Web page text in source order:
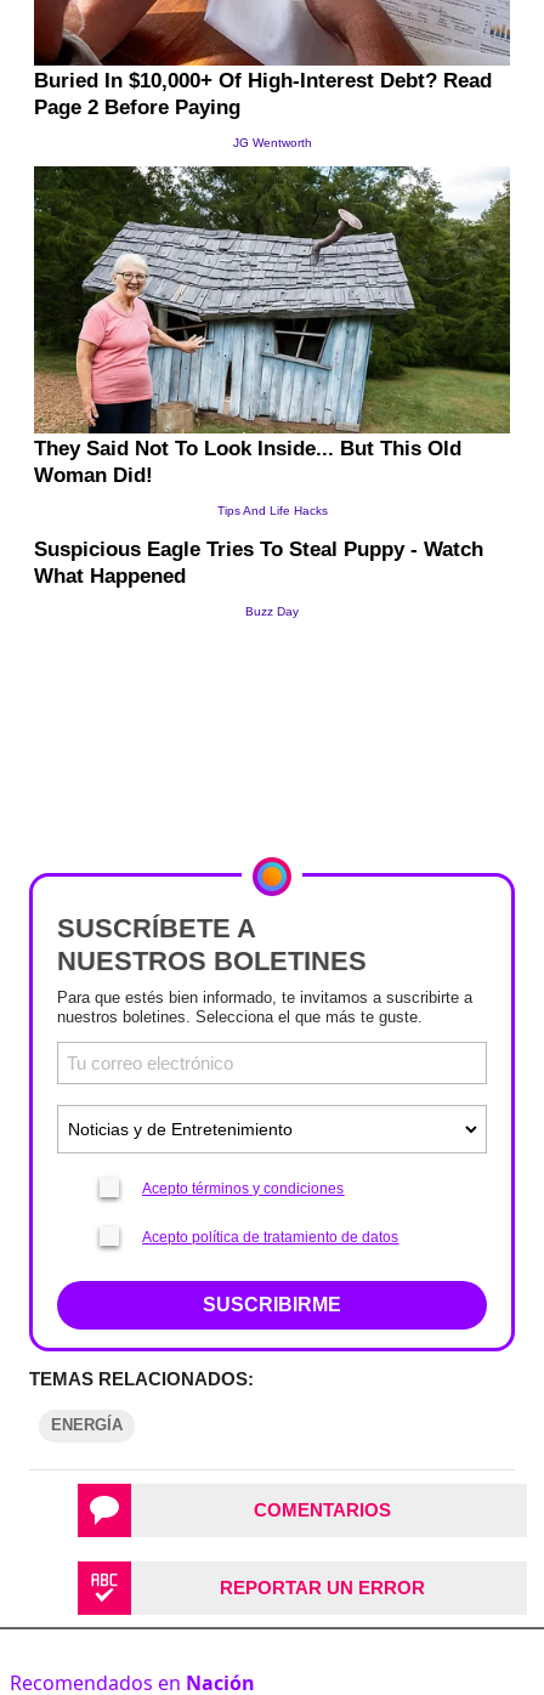
SUSCRÍBETE A
NUESTROS BOLETINES
Para que estés bien informado, te invitamos a suscribirte a
nuestros boletines. Selecciona el que más te guste.
Acepto términos y condiciones
Acepto política de tratamiento de datos
SUSCRIBIRME
TEMAS RELACIONADOS:
ENERGÍA
COMENTARIOS
REPORTAR UN ERROR
Recomendados en Nación